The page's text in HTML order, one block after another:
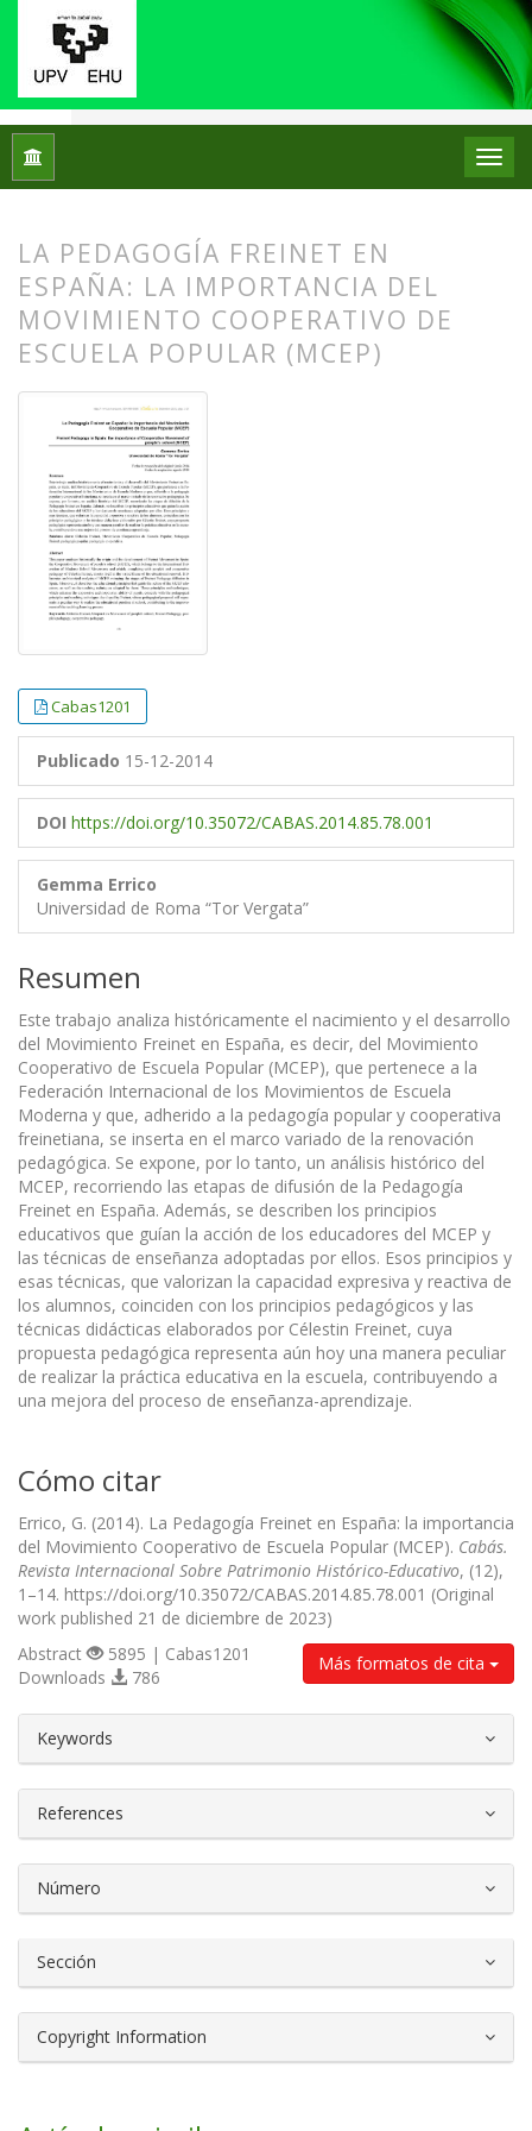
Inicio
LA PEDAGOGÍA FREINET EN
ESPAÑA: LA IMPORTANCIA DEL
MOVIMIENTO COOPERATIVO DE
ESCUELA POPULAR (MCEP)
Cabas1201
Publicado 15-12-2014
DOI https://doi.org/10.35072/CABAS.2014.85.78.001
Gemma Errico
Universidad de Roma “Tor Vergata”
Resumen
Este trabajo analiza históricamente el nacimiento y el desarrollo
del Movimiento Freinet en España, es decir, del Movimiento
Cooperativo de Escuela Popular (MCEP), que pertenece a la
Federación Internacional de los Movimientos de Escuela
Moderna y que, adherido a la pedagogía popular y cooperativa
freinetiana, se inserta en el marco variado de la renovación
pedagógica. Se expone, por lo tanto, un análisis histórico del
MCEP, recorriendo las etapas de difusión de la Pedagogía
Freinet en España. Además, se describen los principios
educativos que guían la acción de los educadores del MCEP y
las técnicas de enseñanza adoptadas por ellos. Esos principios y
esas técnicas, que valorizan la capacidad expresiva y reactiva de
los alumnos, coinciden con los principios pedagógicos y las
técnicas didácticas elaborados por Célestin Freinet, cuya
propuesta pedagógica representa aún hoy una manera peculiar
de realizar la práctica educativa en la escuela, contribuyendo a
una mejora del proceso de enseñanza-aprendizaje.
Cómo citar
Errico, G. (2014). La Pedagogía Freinet en España: la importancia
del Movimiento Cooperativo de Escuela Popular (MCEP). Cabás.
Revista Internacional Sobre Patrimonio Histórico-Educativo, (12),
1–14. https://doi.org/10.35072/CABAS.2014.85.78.001 (Original
work published 21 de diciembre de 2023)
Más formatos de cita
Abstract
5895 | Cabas1201
Downloads
786
Keywords
References
Número
Sección
Copyright Information